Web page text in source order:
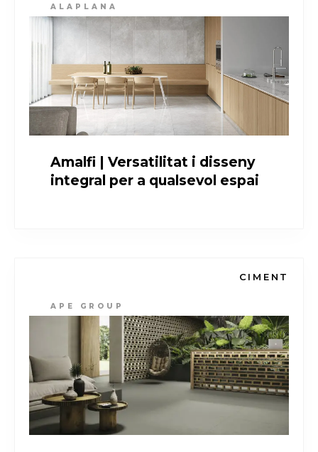
ALAPLANA
Amalfi | Versatilitat i disseny
integral per a qualsevol espai
CIMENT
APE GROUP